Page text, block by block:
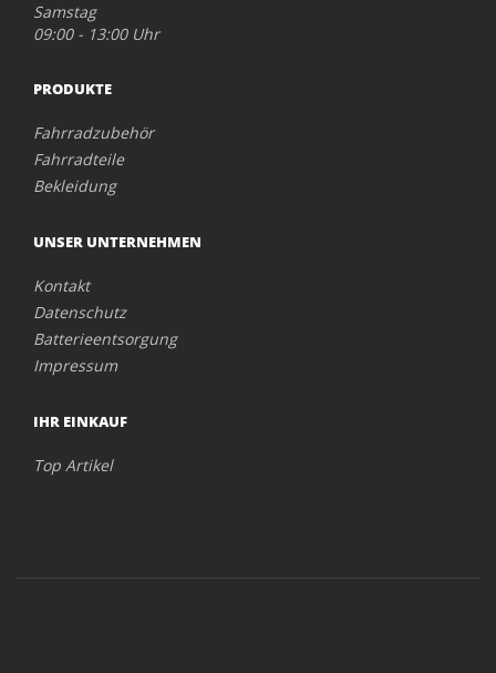
Samstag
09:00 - 13:00 Uhr
PRODUKTE
Fahrradzubehör
Fahrradteile
Bekleidung
UNSER UNTERNEHMEN
Kontakt
Datenschutz
Batterieentsorgung
Impressum
IHR EINKAUF
Top Artikel